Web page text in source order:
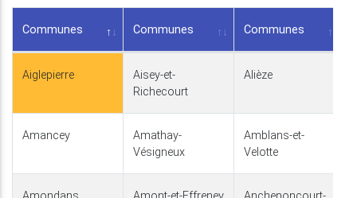
Communes Communes Communes
Aiglepierre
Aisey-et-
Richecourt
Alièze
Amancey
Amathay-
Vésigneux
Amblans-et-
Velotte